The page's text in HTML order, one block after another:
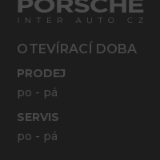
OTEVÍRACÍ DOBA
PRODEJ
po - pá
SERVIS
po - pá